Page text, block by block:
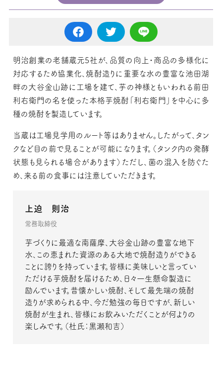
明治創業の老舗蔵元5社が、品質の向上・商品の多様化に
対応するため協業化、焼酎造りに重要な水の豊富な池田湖
畔の大谷金山跡に工場を建て、芋の神様ともいわれる前田
利右衛門の名を使った本格芋焼酎「利右衛門」を中心に多
種の焼酎を製造しています。
当蔵は工場見学用のルート等はありません。したがって、タン
クなど目の前で見ることが可能になります。（タンク内の発酵
状態も見られる場合があります）ただし、菌の混入を防ぐた
め、来る前の食事には注意していただきます。
上迫 則治
常務取締役
芋づくりに最適な南薩摩、大谷金山跡の豊富な地下
水、この恵まれた資源のある大地で焼酎造りができる
ことに誇りを持っています。皆様に美味しいと言ってい
ただける芋焼酎を届けるため、日々一生懸命製造に
励んでいます。昔懐かしい焼酎、そして最先端の焼酎
造りが求められる中、今だ勉強の毎日ですが、新しい
焼酎が生まれ、皆様にお飲みいただくことが何よりの
楽しみです。（杜氏：黒瀬和吉）